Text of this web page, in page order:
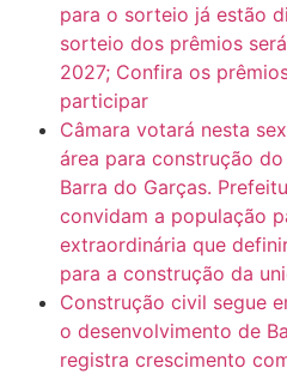
para o sorteio já estão
sorteio dos prêmios
2027; Confira os
participar
Câmara votará nesta
área para construção
Barra do Garças.
convidam a população
extraordinária que
para a construção da
Construção civil segue
o desenvolvimento de
registra crescimento